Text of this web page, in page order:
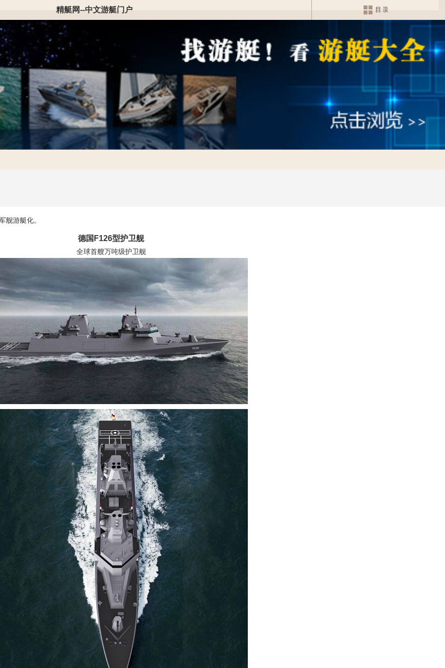
精艇网--中文游艇门户
游艇化。
德国F126型护卫舰
全球首艘万吨级护卫舰